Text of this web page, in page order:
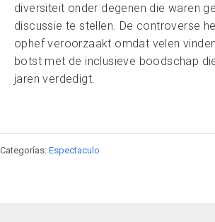
diversiteit onder degenen die waren
discussie te stellen. De controverse
ophef veroorzaakt omdat velen
botst met de inclusieve boodschap
jaren verdedigt.
Categorías: Espectaculo